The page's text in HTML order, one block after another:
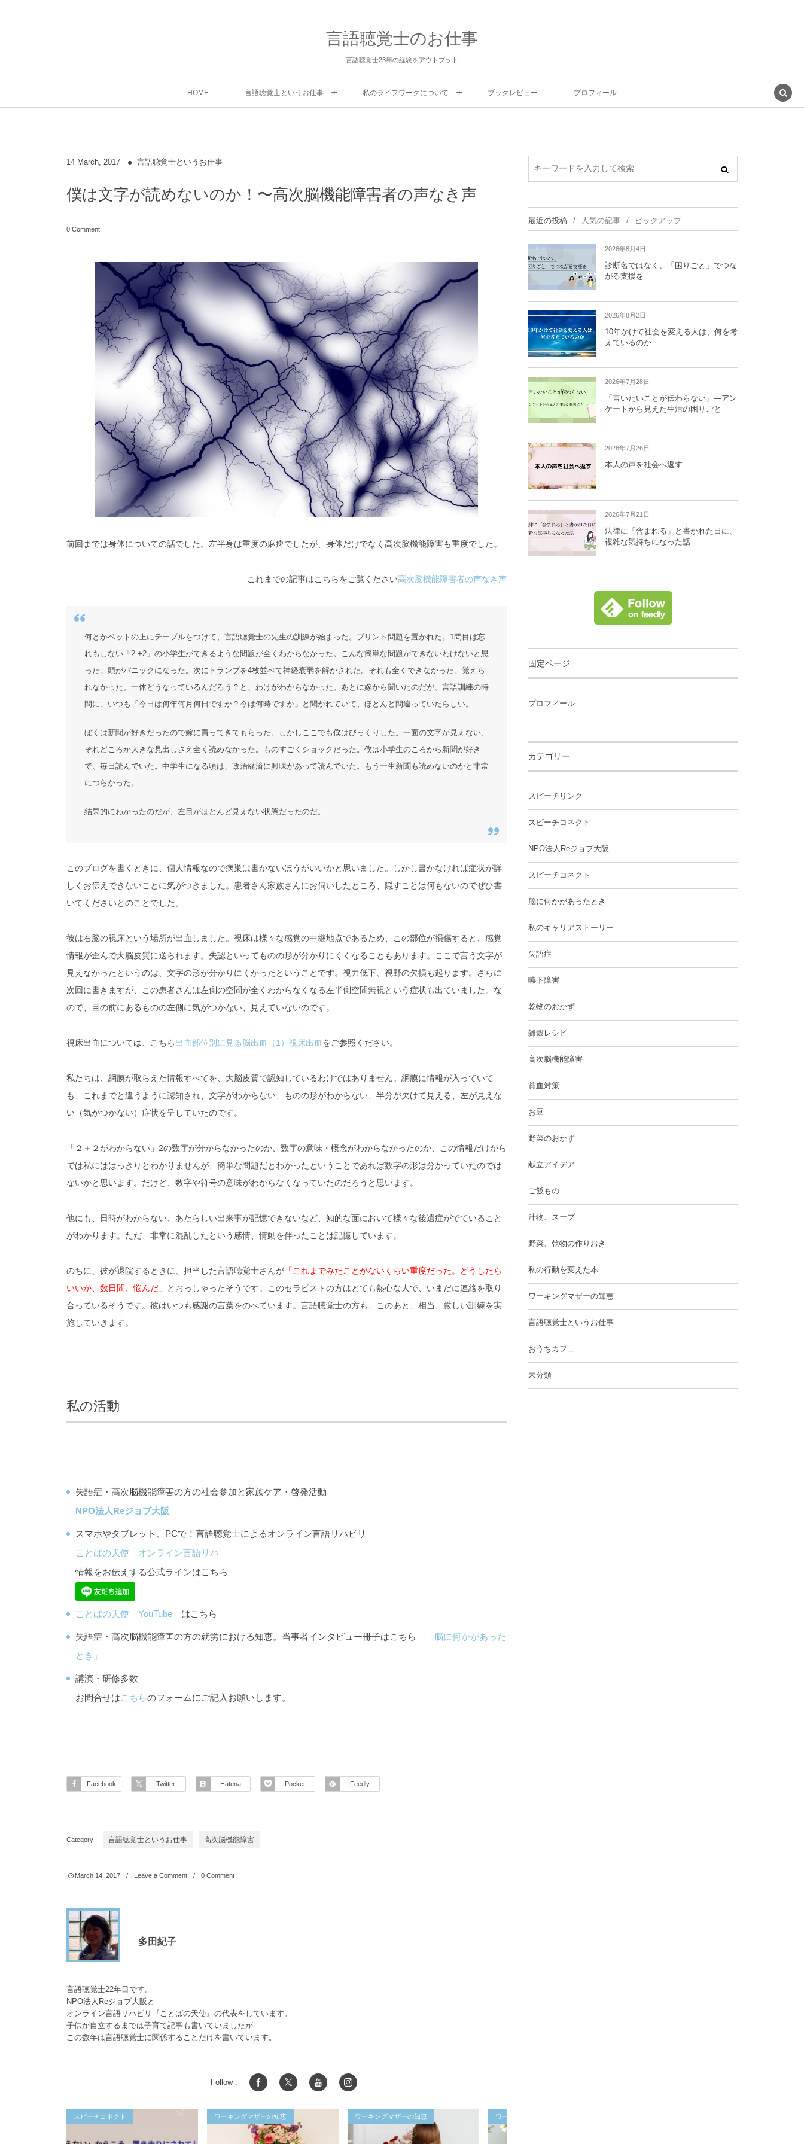
言語聴覚士のお仕事
言語聴覚士23年の経験をアウトプット
HOME 言語聴覚士というお仕事 私のライフワークについて ブックレビュー プロフィール
14 March, 2017 言語聴覚士というお仕事
僕は文字が読めないのか！〜高次脳機能障害者の声なき声
0 Comment
前回までは身体についての話でした。左半身は重度の麻痺でしたが、身体だけでなく高次脳機能障害も重度でした。
これまでの記事はこちらをご覧ください高次脳機能障害者の声なき声
何とかベットの上にテーブルをつけて、言語聴覚士の先生の訓練が始まった。プリント問題を置かれた。1問目は忘
れもしない「2 +2」の小学生ができるような問題が全くわからなかった。こんな簡単な問題ができないわけないと思
った。頭がパニックになった。次にトランプを4枚並べて神経衰弱を解かされた。それも全くできなかった。覚えら
れなかった。一体どうなっているんだろう？と、わけがわからなかった。あとに嫁から聞いたのだが、言語訓練の時
間に、いつも「今日は何年何月何日ですか？今は何時ですか」と聞かれていて、ほとんど間違っていたらしい。
ぼくは新聞が好きだったので嫁に買ってきてもらった。しかしここでも僕はびっくりした。一面の文字が見えない、
それどころか大きな見出しさえ全く読めなかった。ものすごくショックだった。僕は小学生のころから新聞が好き
で、毎日読んでいた。中学生になる頃は、政治経済に興味があって読んでいた。もう一生新聞も読めないのかと非常
につらかった。
結果的にわかったのだが、左目がほとんど見えない状態だったのだ。
このブログを書くときに、個人情報なので病巣は書かないほうがいいかと思いました。しかし書かなければ症状が詳
しくお伝えできないことに気がつきました。患者さん家族さんにお伺いしたところ、隠すことは何もないのでぜひ書
いてくださいとのことでした。
彼は右脳の視床という場所が出血しました。視床は様々な感覚の中継地点であるため、この部位が損傷すると、感覚
情報が歪んで大脳皮質に送られます。失認といってものの形が分かりにくくなることもあります。ここで言う文字が
見えなかったというのは、文字の形が分かりにくかったということです。視力低下、視野の欠損も起ります。さらに
次回に書きますが、この患者さんは左側の空間が全くわからなくなる左半側空間無視という症状も出ていました。な
ので、目の前にあるものの左側に気がつかない、見えていないのです。
視床出血については、こちら出血部位別に見る脳出血（1）視床出血をご参照ください。
私たちは、網膜が取らえた情報すべてを、大脳皮質で認知しているわけではありません。網膜に情報が入っていて
も、これまでと違うように認知され、文字がわからない、ものの形がわからない、半分が欠けて見える、左が見えな
い（気がつかない）症状を呈していたのです。
「２＋２がわからない」2の数字が分からなかったのか、数字の意味・概念がわからなかったのか、この情報だけから
では私にははっきりとわかりませんが、簡単な問題だとわかったということであれば数字の形は分かっていたのでは
ないかと思います。だけど、数字や符号の意味がわからなくなっていたのだろうと思います。
他にも、日時がわからない、あたらしい出来事が記憶できないなど、知的な面において様々な後遺症がでていること
がわかります。ただ、非常に混乱したという感情、情動を伴ったことは記憶しています。
のちに、彼が退院するときに、担当した言語聴覚士さんが 「これまでみたことがないくらい重度だった。どうしたら
いいか、数日間、悩んだ」
とおっしゃったそうです。このセラピストの方はとても熱心な人で、いまだに連絡を取り
合っているそうです。彼はいつも感謝の言葉をのべています。言語聴覚士の方も、このあと、相当、厳しい訓練を実
施していきます。
私の活動
失語症・高次脳機能障害の方の社会参加と家族ケア・啓発活動
NPO法人Reジョブ大阪
スマホやタブレット、PCで！言語聴覚士によるオンライン言語リハビリ
ことばの天使 オンライン言語リハ
情報をお伝えする公式ラインはこちら
ことばの天使 YouTube はこちら
失語症・高次脳機能障害の方の就労における知恵。当事者インタビュー冊子はこちら
「脳に何かがあった
とき」
講演・研修多数
お問合せはこちらのフォームにご記入お願いします。
Facebook Twitter Hatena Pocket Feedly
Category : 言語聴覚士というお仕事 高次脳機能障害
March 14 ,2017 Leave a Comment 0 Comment
多田紀子
言語聴覚士22年目です。
NPO法人Reジョブ大阪と
オンライン言語リハビリ『ことばの天使』の代表をしています。
子供が自立するまでは子育て記事も書いていましたが
この数年は言語聴覚士に関係することだけを書いています。
Follow :
スピーチコネクト ワーキングマザーの知恵 ワーキングマザーの知恵 ワーキングマザーの知恵
最近の投稿 人気の記事 ピックアップ
2026年8月4日
診断名ではなく、「困りごと」でつな
がる支援を
2026年8月2日
10年かけて社会を変える人は、何を考
えているのか
2026年7月28日
「言いたいことが伝わらない」―アン
ケートから見えた生活の困りごと
2026年7月26日
本人の声を社会へ返す
2026年7月21日
法律に「含まれる」と書かれた日に、
複雑な気持ちになった話
固定ページ
プロフィール
カテゴリー
スピーチリンク
スピーチコネクト
NPO法人Reジョブ大阪
スピーチコネクト
脳に何かがあったとき
私のキャリアストーリー
失語症
嚥下障害
乾物のおかず
雑穀レシピ
高次脳機能障害
貧血対策
お豆
野菜のおかず
献立アイデア
ご飯もの
汁物、スープ
野菜、乾物の作りおき
私の行動を変えた本
ワーキングマザーの知恵
言語聴覚士というお仕事
おうちカフェ
未分類